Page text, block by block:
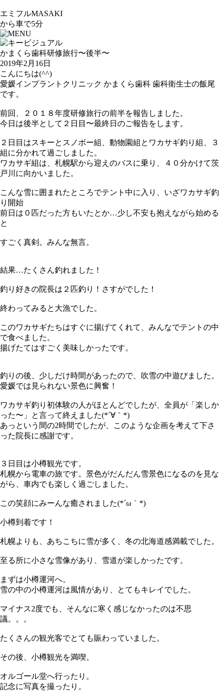
エミフルMASAKI
から車で5分
かまくら歯科研修旅行〜後半〜
2019年2月16日
こんにちは(^^)
愛媛インプラントクリニック かまくら歯科 歯科衛生士の飯尾
です。
前回、２０１８年度研修旅行の前半を報告しました。
今日は後半として２日目〜最終日のご報告をします。
２日目はスキーとスノボー組、動物園組とワカサギ釣り組、３
組に分かれて過ごしました。
ワカサギ組は、札幌駅から迎えのバスに乗り、４０分かけて茨
戸川に向かいました。
こんな雪に囲まれたところでテント中に入り、いざワカサギ釣
り開始
前日は０匹だった方もいたとか…少し不安も抱えながら始める
と
すごく真剣。みんな無言。
結果…たくさん釣れました！
釣り好きの院長は２匹釣り！さすがでした！
終わってみると大漁でした。
このワカサギたちはすぐに揚げてくれて、みんなでテントの中
で食べました。
揚げたてはすごく美味しかったです。
釣りの後、少しだけ時間があったので、吹雪の中遊びました。
愛媛では見られない景色に興奮！
ワカサギ釣り初体験の人がほとんどでしたが、全員が「楽しか
った〜」と言って終えました(*´∀｀*)
あっという間の2時間でしたが、このような企画を考えて下さ
った院長に感謝です。
３日目は小樽観光です。
札幌から電車の旅です。景色がだんだん雪景色になるのを見な
がら、車内でも楽しく過ごしました。
この笑顔にみーんな癒されました(*´ω｀*)
小樽到着です！
札幌よりも、あちこちに雪が多く、冬の北海道感満載でした。
至る所に小さな雪像があり、雪道が楽しかったです。
まずは小樽運河へ。
雪の中の小樽運河は風情があり、とてもキレイでした。
マイナス2度でも、そんなに寒く感じなかったのは不思
議。。。
たくさんの観光客でとても賑わっていました。
その後、小樽観光を満喫。
オルゴール堂へ行ったり。
記念に写真を撮ったり。